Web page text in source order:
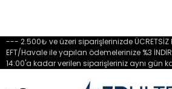
--- 2.500₺ ve üzeri siparişlerinizde
EFT/Havale ile yapılan ödemelerinize %3
14:00'a kadar verilen siparişleriniz aynı gün